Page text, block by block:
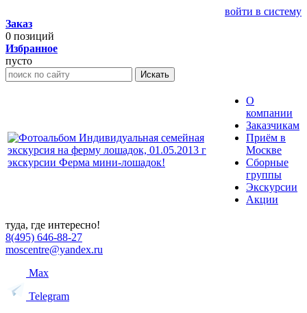
войти в систему
Заказ
0 позиций
Избранное
пусто
Искать
О
компании
Заказчикам
Приём в
Москве
Сборные
группы
Экскурсии
Акции
туда, где интересно!
8(495) 646-88-27
moscentre@yandex.ru
Max
Telegram